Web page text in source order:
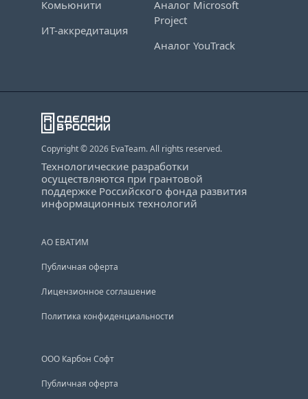
Комьюнити
ИТ-аккредитация
Аналог Microsoft
Project
Аналог YouTrack
Copyright © 2026 EvaTeam. All rights reserved.
Технологические разработки
осуществляются при грантовой
поддержке Российского фонда развития
информационных технологий
АО ЕВАТИМ
Публичная оферта
Лицензионное соглашение
Политика конфиденциальности
ООО Карбон Софт
Публичная оферта